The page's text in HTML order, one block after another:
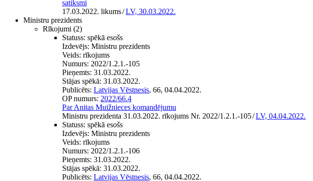
satiksmi
17.03.2022. likums/LV, 30.03.2022.
Ministru prezidents
Rīkojumi (2)
Statuss: spēkā esošs
Izdevējs: Ministru prezidents
Veids: rīkojums
Numurs: 2022/1.2.1.-105
Pieņemts: 31.03.2022.
Stājas spēkā: 31.03.2022.
Publicēts: Latvijas Vēstnesis, 66, 04.04.2022.
OP numurs: 2022/66.4
Par Anitas Muižnieces komandējumu
Ministru prezidenta 31.03.2022. rīkojums Nr. 2022/1.2.1.-105/LV, 04.04.2022.
Statuss: spēkā esošs
Izdevējs: Ministru prezidents
Veids: rīkojums
Numurs: 2022/1.2.1.-106
Pieņemts: 31.03.2022.
Stājas spēkā: 31.03.2022.
Publicēts: Latvijas Vēstnesis, 66, 04.04.2022.